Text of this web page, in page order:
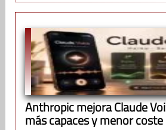
Anthropic mejora Claude
más capaces y menor coste